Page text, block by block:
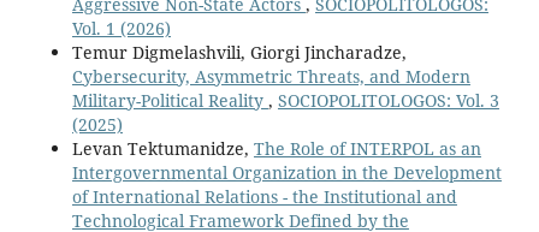
Aggressive Non-State Actors , SOCIOPOLITOLOGOS:
Vol. 1 (2026)
Temur Digmelashvili, Giorgi Jincharadze,
Cybersecurity, Asymmetric Threats, and Modern
Military-Political Reality , SOCIOPOLITOLOGOS: Vol. 3
(2025)
Levan Tektumanidze, The Role of INTERPOL as an
Intergovernmental Organization in the Development
of International Relations - the Institutional and
Technological Framework Defined by the